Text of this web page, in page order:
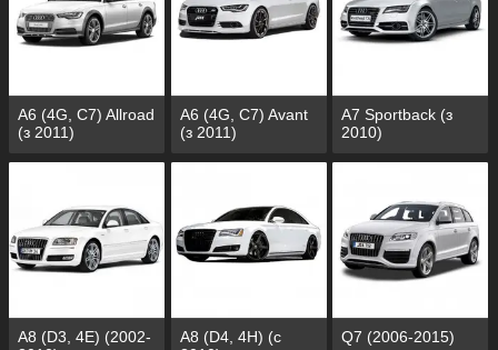
A6 (4G, C7) Allroad
(з 2011)
A6 (4G, C7) Avant
(з 2011)
A7 Sportback (з
2010)
A8 (D3, 4E) (2002-
A8 (D4, 4H) (c
Q7 (2006-2015)